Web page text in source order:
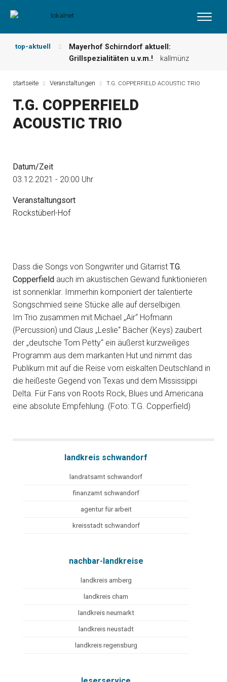
top-aktuell
Mayerhof Schirndorf aktuell:
Grillspezialitäten u.v.m.!
kallmünz
und mehr …
burglengenfeld
zahlen!
kommentare & serien &
leserbriefe
Maxhütter Fischladen: Unser aktuelles
Metzgerei Hummel: Aktuelles
startseite Veranstaltungen T.G. COPPERFIELD ACOUSTIC TRIO
T.G. COPPERFIELD
ACOUSTIC TRIO
Datum/Zeit
03.12.2021 - 20:00 Uhr
Veranstaltungsort
Rockstüberl-Hof
Dass die Songs von Songwriter und Gitarrist T.G.
Copperfield auch im akustischen Gewand funktionieren
ist sonnenklar. Immerhin komponiert der talentierte
Songschmied seine Stücke alle auf derselbigen.
Im Trio zusammen mit Michael „Air“ Hofmann
(Percussion) und Claus „Leslie“ Bächer (Keys) zaubert
der „deutsche Tom Petty“ ein äußerst kurzweiliges
Programm aus dem markanten Hut und nimmt das
Publikum mit auf die Reise vom eiskalten Deutschland in
die heißeste Gegend von Texas und dem Mississippi
Delta. Für Fans von Roots Rock, Blues und Americana
eine absolute Empfehlung. (Foto: T.G. Copperfield)
landkreis schwandorf
landratsamt schwandorf
finanzamt schwandorf
agentur für arbeit
kreisstadt schwandorf
nachbar-landkreise
landkreis amberg
landkreis cham
landkreis neumarkt
landkreis neustadt
landkreis regensburg